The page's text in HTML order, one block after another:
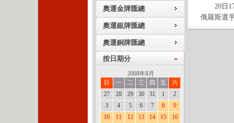
奧運金牌匯總
奧運銀牌匯總
奧運銅牌匯總
按日期分
2008年8月
日
一 二 三 四 五
六
27
28 29 30 31 1
2
3
4 5 6 7 8
9
10
11 12 13 14 15
16
20日17
俄羅斯選